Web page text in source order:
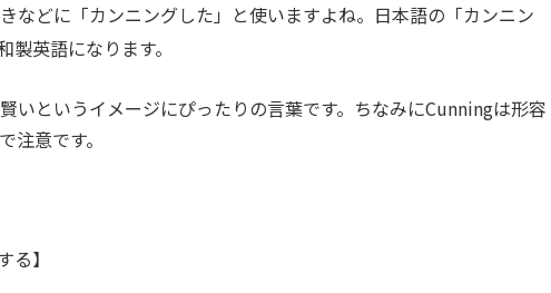
などに「カンニングした」と使いますよね。日本語の「カンニン
英語になります。
いというイメージにぴったりの言葉です。ちなみにCunningは形容
注意です。
】